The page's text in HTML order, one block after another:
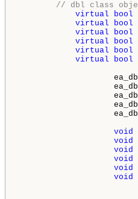
// dbl class
virtual
bool
virtual
bool
virtual
bool
virtual
bool
virtual
bool
virtual
bool
void
void
void
void
void
void